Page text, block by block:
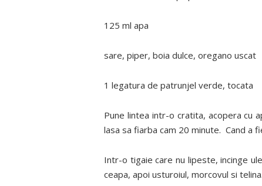
125 ml apa
sare, piper, boia dulce, oregano uscat
1 legatura de patrunjel verde, tocata
Pune lintea intr-o cratita, acopera cu
lasa sa fiarba cam 20 minute. Cand a
Intr-o tigaie care nu lipeste, incinge
ceapa, apoi usturoiul, morcovul si telina.